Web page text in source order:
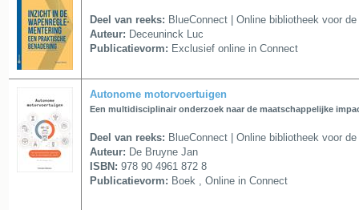
Deel van reeks: BlueConnect | Online bibliotheek voor
Auteur: Deceuninck Luc
Publicatievorm: Exclusief online in Connect
Autonome motorvoertuigen
Een multidisciplinair onderzoek naar de maatschappelijke
Deel van reeks: BlueConnect | Online bibliotheek voor
Auteur: De Bruyne Jan
ISBN: 978 90 4961 872 8
Publicatievorm: Boek , Online in Connect